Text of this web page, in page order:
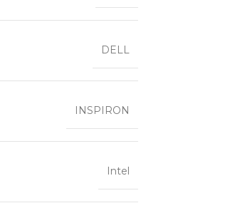
DELL
INSPIRON
Intel